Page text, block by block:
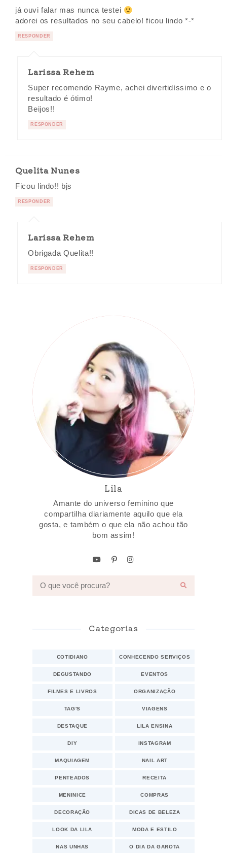
já ouvi falar mas nunca testei
adorei os resultados no seu cabelo! ficou lindo *-*
RESPONDER
Larissa Rehem
Super recomendo Rayme, achei divertidíssimo e o
resultado é ótimo!
Beijos!!
RESPONDER
Quelita Nunes
Ficou lindo!! bjs
RESPONDER
Larissa Rehem
Obrigada Quelita!!
RESPONDER
Lila
Amante do universo feminino que
compartilha diariamente aquilo que ela
gosta, e também o que ela não achou tão
bom assim!
Categorias
COTIDIANO CONHECENDO SERVIÇOS
DEGUSTANDO EVENTOS
FILMES E LIVROS ORGANIZAÇÃO
TAG'S VIAGENS
DESTAQUE LILA ENSINA
DIY INSTAGRAM
MAQUIAGEM NAIL ART
PENTEADOS RECEITA
MENINICE COMPRAS
DECORAÇÃO DICAS DE BELEZA
LOOK DA LILA MODA E ESTILO
NAS UNHAS O DIA DA GAROTA